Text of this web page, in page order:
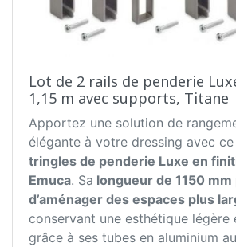
Lot de 2 rails de penderie
1,15 m avec supports, Titane
Apportez une solution de
élégante à votre dressing avec ce
tringles de penderie Luxe en
Emuca. Sa longueur de 1150
d’aménager des espaces plus
conservant une esthétique légère
grâce à ses tubes en aluminium